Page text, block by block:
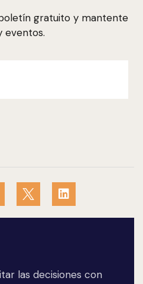
las decisiones con
gratuito y mantente
eventos.